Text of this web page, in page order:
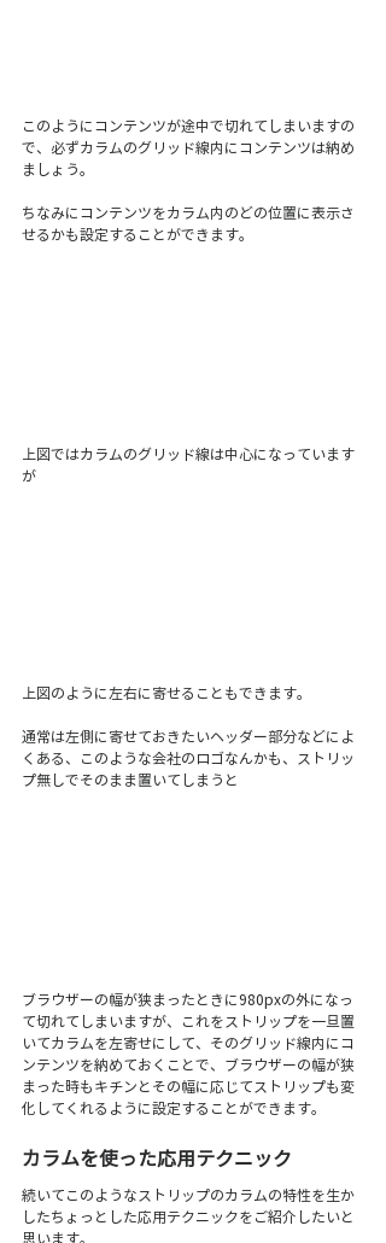
このようにコンテンツが途中で切れてしまいますの
で、必ずカラムのグリッド線内にコンテンツは納め
ましょう。
ちなみにコンテンツをカラム内のどの位置に表示さ
せるかも設定することができます。
上図ではカラムのグリッド線は中心になっています
が
上図のように左右に寄せることもできます。
通常は左側に寄せておきたいヘッダー部分などによ
くある、このような会社のロゴなんかも、ストリッ
プ無しでそのまま置いてしまうと
ブラウザーの幅が狭まったときに980pxの外になっ
て切れてしまいますが、これをストリップを一旦置
いてカラムを左寄せにして、そのグリッド線内にコ
ンテンツを納めておくことで、ブラウザーの幅が狭
まった時もキチンとその幅に応じてストリップも変
化してくれるように設定することができます。
カラムを使った応用テクニック
続いてこのようなストリップのカラムの特性を生か
したちょっとした応用テクニックをご紹介したいと
思います。